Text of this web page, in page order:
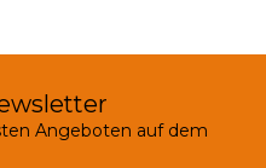
Angeboten auf dem